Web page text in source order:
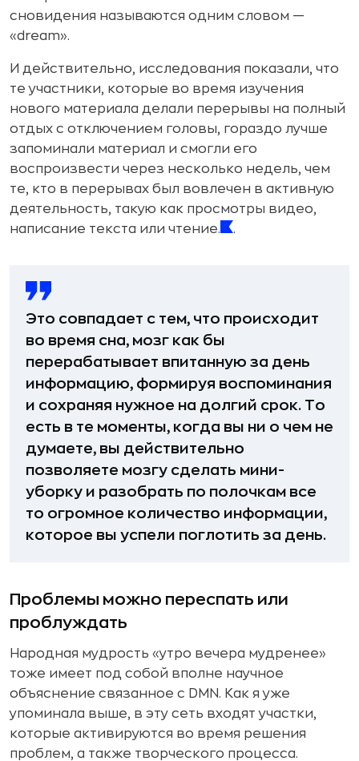
сновидения называются одним словом —
«dream».
И действительно, исследования показали, что
те участники, которые во время изучения
нового материала делали перерывы на полный
отдых с отключением головы, гораздо лучше
запоминали материал и смогли его
воспроизвести через несколько недель, чем
те, кто в перерывах был вовлечен в активную
деятельность, такую как просмотры видео,
написание текста или чтение.
.
Это совпадает с тем, что происходит
во время сна, мозг как бы
перерабатывает впитанную за день
информацию, формируя воспоминания
и сохраняя нужное на долгий срок. То
есть в те моменты, когда вы ни о чем не
думаете, вы действительно
позволяете мозгу сделать мини-
уборку и разобрать по полочкам все
то огромное количество информации,
которое вы успели поглотить за день.
Проблемы можно переспать или
проблуждать
Народная мудрость «утро вечера мудренее»
тоже имеет под собой вполне научное
объяснение связанное с DMN. Как я уже
упоминала выше, в эту сеть входят участки,
которые активируются во время решения
проблем, а также творческого процесса.